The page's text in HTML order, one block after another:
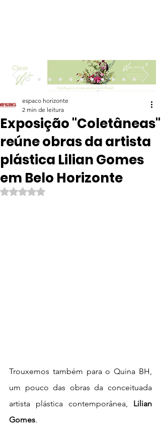
Clicar
Exposição "Coletâneas"
reúne obras da artista
plástica Lilian Gomes
em Belo Horizonte
espaco horizonte
2 min de leitura
Avaliado com NaN de 5 estrelas.
Trouxemos também para o Quina BH,
um pouco das obras da conceituada
artista plástica contemporânea, Lilian
Gomes.